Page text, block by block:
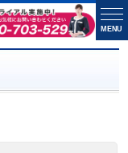
MENU